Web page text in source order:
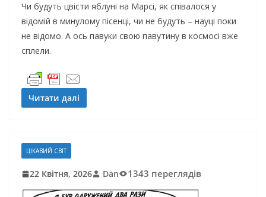
Чи будуть цвісти яблуні на Марсі, як співалося у
відомій в минулому пісенці, чи не будуть – науці поки
не відомо. А ось павуки свою павутину в космосі вже
сплели.
Читати далі
ЦІКАВИЙ СВІТ
22 Квітня, 2026 Dan 1343 переглядів